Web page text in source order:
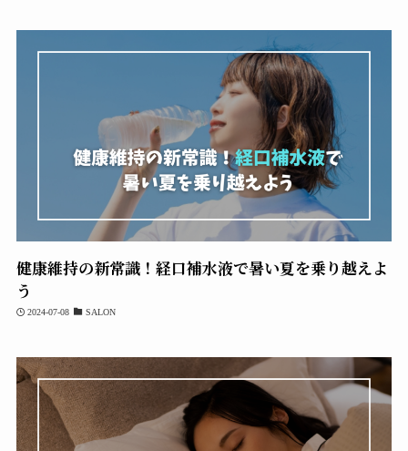
健康維持の新常識！経口補水液で暑い夏を乗り越えよ
う
2024-07-08 SALON